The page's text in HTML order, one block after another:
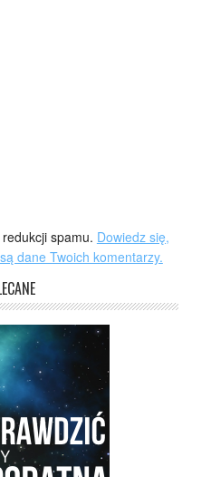
spamu. Dowiedz się,
dane Twoich komentarzy.